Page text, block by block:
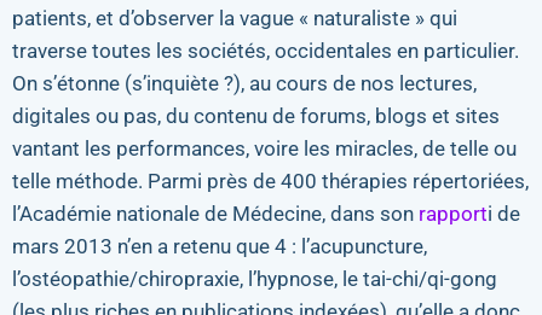
patients, et d’observer la vague « naturaliste » qui
traverse toutes les sociétés, occidentales en particulier.
On s’étonne (s’inquiète ?), au cours de nos lectures,
digitales ou pas, du contenu de forums, blogs et sites
vantant les performances, voire les miracles, de telle ou
telle méthode. Parmi près de 400 thérapies répertoriées,
l’Académie nationale de Médecine, dans son rapporti de
mars 2013 n’en a retenu que 4 : l’acupuncture,
l’ostéopathie/chiropraxie, l’hypnose, le tai-chi/qi-gong